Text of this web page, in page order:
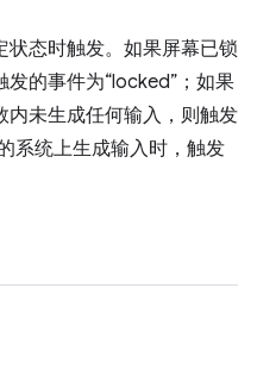
状态时触发。如果屏幕已锁
的事件为“locked”；如果
内未生成任何输入，则触发
系统上生成输入时，触发